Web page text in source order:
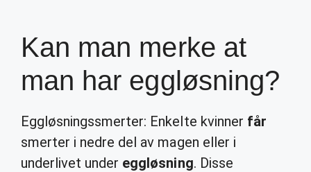
Kan man merke at
man har eggløsning?
Eggløsningssmerter: Enkelte kvinner får
smerter i nedre del av magen eller i
underlivet under eggløsning. Disse